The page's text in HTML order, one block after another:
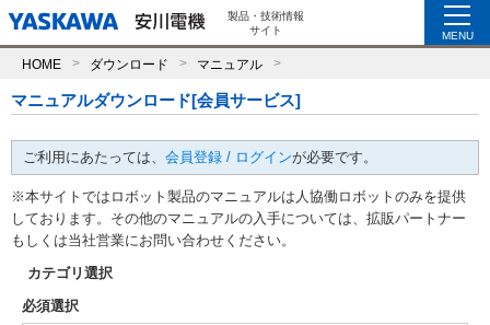
製品・技術情報
サイト
MENU
HOME ダウンロード マニュアル
マニュアルダウンロード[会員サービス]
ご利用にあたっては、 会員登録 / ログインが必要です。
※本サイトではロボット製品のマニュアルは人協働ロボットのみを提供
しております。その他のマニュアルの入手については、拡販パートナー
もしくは当社営業にお問い合わせください。
カテゴリ選択
必須選択